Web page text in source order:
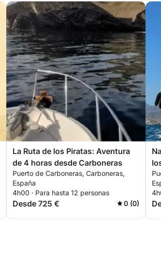
La Ruta de los Piratas: Aventura
de 4 horas desde Carboneras
Puerto de Carboneras, Carboneras,
España
4h00 · Para hasta 12 personas
Desde 725 € 0 (0)